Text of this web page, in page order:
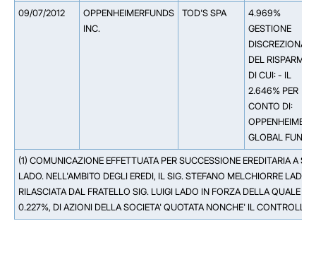
09/07/2012
OPPENHEIMERFUNDS
INC.
TOD'S SPA
4.969%
GESTIONE
DISCREZIONALE
DEL RISPARMIO
DI CUI: - IL
2.646% PER
CONTO DI:
OPPENHEIMER
GLOBAL FUND
(1) COMUNICAZIONE EFFETTUATA PER SUCCESSIONE EREDITARIA A
LADO. NELL'AMBITO DEGLI EREDI, IL SIG. STEFANO MELCHIORRE LADO
RILASCIATA DAL FRATELLO SIG. LUIGI LADO IN FORZA DELLA QUALE
0.227%, DI AZIONI DELLA SOCIETA' QUOTATA NONCHE' IL CONTROLLO